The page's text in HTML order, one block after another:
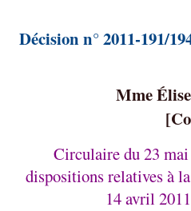
Décision n° 2011-191/
Mme
Circulaire du 23
dispositions relatives à
14 avril